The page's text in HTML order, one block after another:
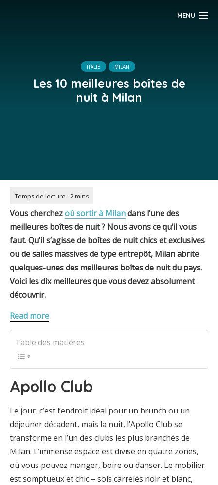
MENU
ITALIE MILAN
Les 10 meilleures boîtes de
nuit à Milan
Vous cherchezoù sortir à Milandans l’une des
meilleures boîtes de nuit ? Nous avons ce qu’il vous
faut. Qu’il s’agisse de boîtes de nuit chics et exclusives
ou de salles massives de type entrepôt, Milanabrite
quelques-unes des meilleures boîtes de nuit du pays.
Voici les dix meilleures que vous devez absolument
découvrir.
Read more
Table des matières
Apollo Club
Le jour, c’est l’endroit idéal pour un brunch ou un
déjeuner décadent, mais la nuit, l’Apollo Club se
transforme en l’un des clubs les plus branchés de
Milan. L’immense espace est divisé en quatre zones,
où vous pouvez manger, boire ou danser. Le mobilier
est somptueux et chic – sols carrelés noir et blanc,